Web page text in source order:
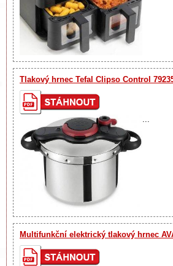
Tlakový hrnec Tefal Clipso Control
Multifunkční elektrický tlakový hrnec